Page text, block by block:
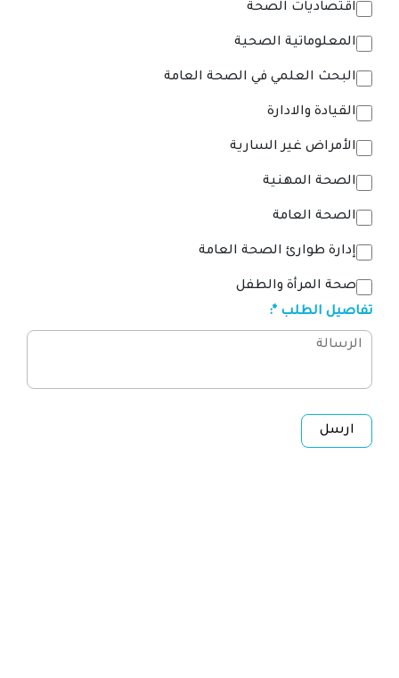
اقتصاديات الصحة
المعلوماتية الصحية
البحث العلمي في الصحة العامة
القيادة والادارة
الأمراض غير السارية
الصحة المهنية
الصحة العامة
إدارة طوارئ الصحة العامة
صحة المرأة والطفل
تفاصيل الطلب *:
ارسل